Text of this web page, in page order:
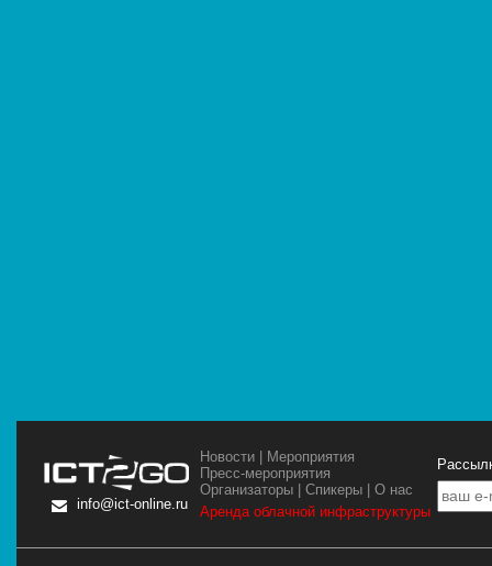
info@ict-online.ru
Новости | Мероприятия
Пресс-мероприятия
Организаторы |Спикеры |О нас
Аренда облачной инфраструктуры